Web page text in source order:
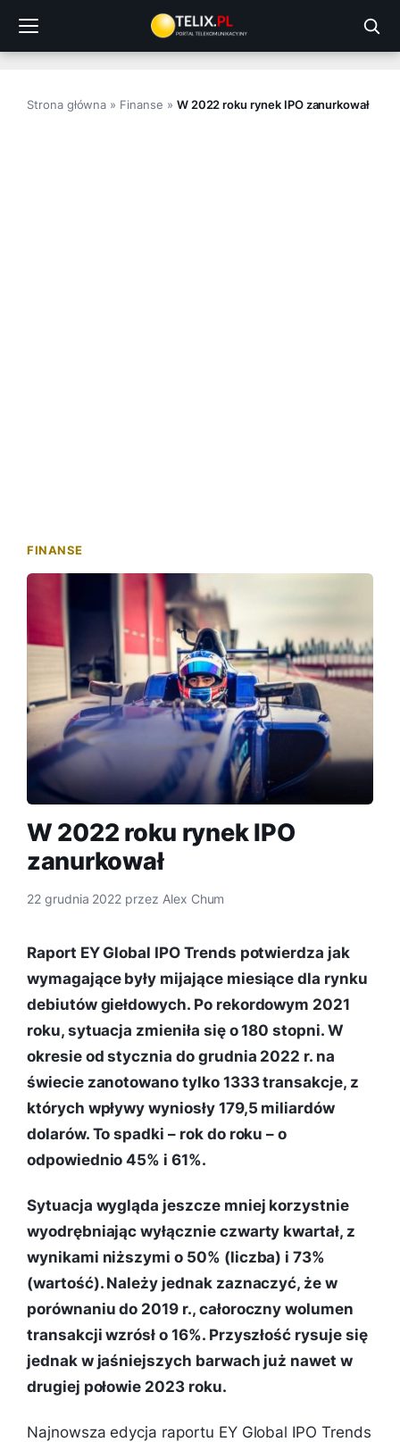
treści
Strona główna » Finanse » W 2022 roku rynek IPO zanurkował
FINANSE
W 2022 roku rynek IPO
zanurkował
22 grudnia 2022 przez Alex Chum
Raport EY Global IPO Trends potwierdza jak
wymagające były mijające miesiące dla rynku
debiutów giełdowych. Po rekordowym 2021
roku, sytuacja zmieniła się o 180 stopni. W
okresie od stycznia do grudnia 2022 r. na
świecie zanotowano tylko 1333 transakcje, z
których wpływy wyniosły 179,5 miliardów
dolarów. To spadki – rok do roku – o
odpowiednio 45% i 61%.
Sytuacja wygląda jeszcze mniej korzystnie
wyodrębniając wyłącznie czwarty kwartał, z
wynikami niższymi o 50% (liczba) i 73%
(wartość). Należy jednak zaznaczyć, że w
porównaniu do 2019 r., całoroczny wolumen
transakcji wzrósł o 16%. Przyszłość rysuje się
jednak w jaśniejszych barwach już nawet w
drugiej połowie 2023 roku.
Najnowsza edycja raportu EY Global IPO Trends